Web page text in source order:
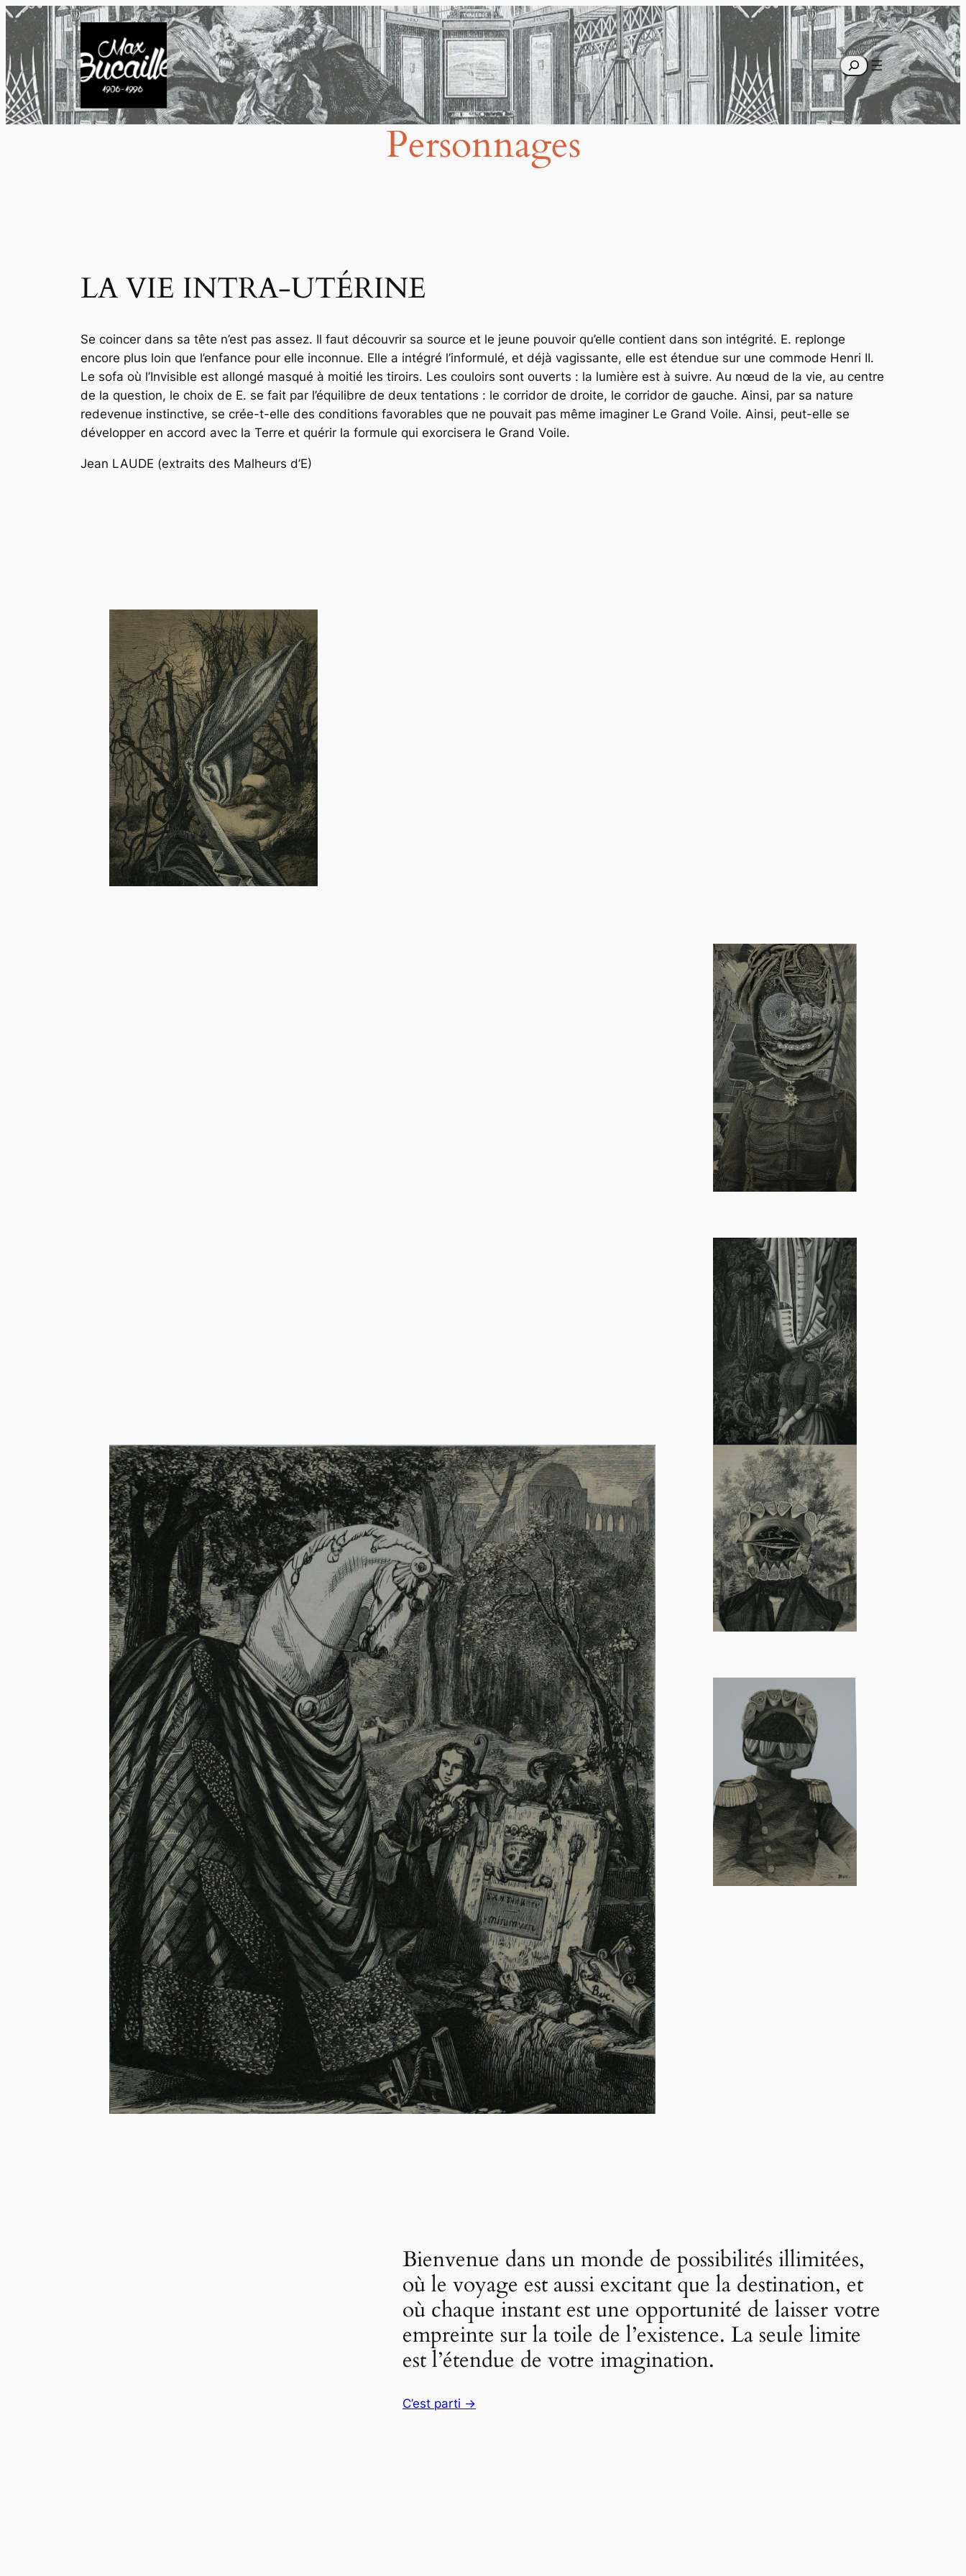
Recherche
Personnages
LA VIE INTRA-UTÉRINE
Se coincer dans sa tête n’est pas assez. Il faut découvrir sa source et le jeune pouvoir qu’elle contient dans son intégrité. E. replonge
encore plus loin que l’enfance pour elle inconnue. Elle a intégré l’informulé, et déjà vagissante, elle est étendue sur une commode Henri II.
Le sofa où l’Invisible est allongé masqué à moitié les tiroirs. Les couloirs sont ouverts : la lumière est à suivre. Au nœud de la vie, au centre
de la question, le choix de E. se fait par l’équilibre de deux tentations : le corridor de droite, le corridor de gauche. Ainsi, par sa nature
redevenue instinctive, se crée-t-elle des conditions favorables que ne pouvait pas même imaginer Le Grand Voile. Ainsi, peut-elle se
développer en accord avec la Terre et quérir la formule qui exorcisera le Grand Voile.
Jean LAUDE (extraits des Malheurs d’E)
Bienvenue dans un monde de possibilités illimitées,
où le voyage est aussi excitant que la destination, et
où chaque instant est une opportunité de laisser votre
empreinte sur la toile de l’existence. La seule limite
est l’étendue de votre imagination.
C’est parti →